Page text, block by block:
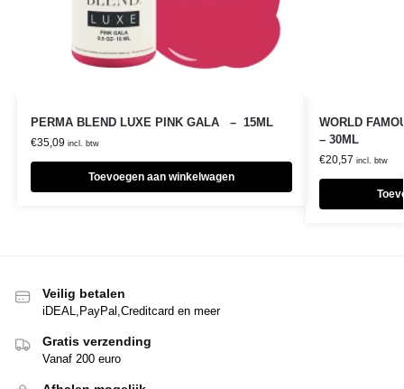
PERMA BLEND LUXE PINK GALA – 15ML
€35,09 incl. btw
Toevoegen aan winkelwagen
WORLD
– 30ML
€20,57 incl. btw
Veilig betalen
iDEAL,PayPal,Creditcard en meer
Gratis verzending
Vanaf 200 euro